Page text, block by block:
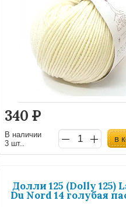
340 Р
В наличии
3 шт..
в
Долли 125 (Dolly 125)
Du Nord 14 голубая